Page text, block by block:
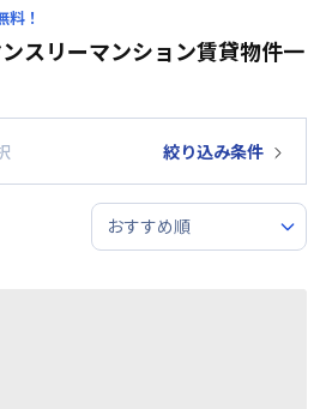
！
スリーマンション賃貸物件一
絞り込み条件